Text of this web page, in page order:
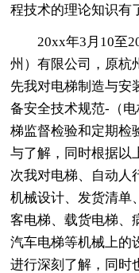
程技术的理论知识有
20xx年3月10至
州）有限公司，原杭
先我对电梯制造与安
备安全技术规范-（
梯监督检验和定期检
与了解，同时根据以
次我对电梯、自动人
机械设计、发货清单
客电梯、载货电梯、
汽车电梯等机械上的
进行深刻了解，同时